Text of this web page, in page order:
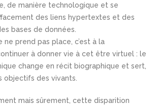
de manière technologique et se
des liens hypertextes et des
bases de données.
prend pas place, c’est à la
à donner vie à cet être virtuel : le
change en récit biographique et sert,
objectifs des vivants.
mais sûrement, cette disparition